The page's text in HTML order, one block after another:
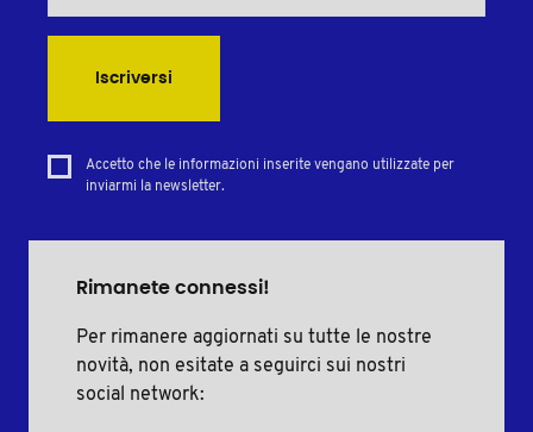
Iscriversi
Accetto che le informazioni inserite vengano utilizzate per
inviarmi la newsletter.
Rimanete connessi!
Per rimanere aggiornati su tutte le nostre
novità, non esitate a seguirci sui nostri
social network: